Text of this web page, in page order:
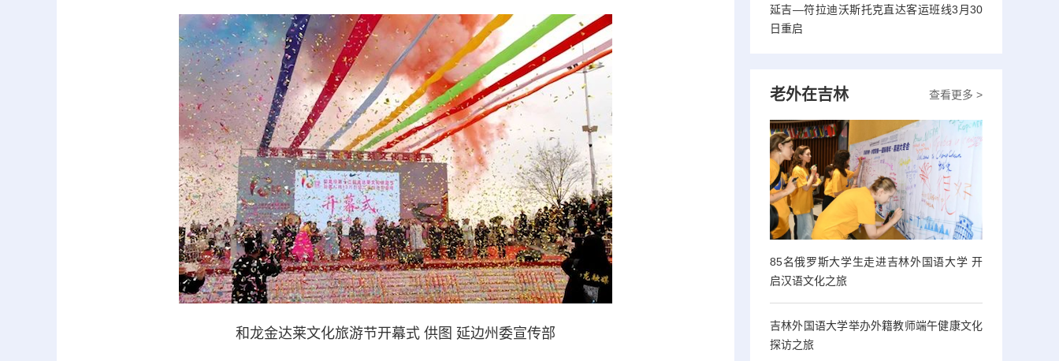
和龙金达莱文化旅游节开幕式 供图 延边州委宣传部
延吉—符拉迪沃斯托克直达客运班线3月30
日重启
查看更多 >
老外在吉林
85名俄罗斯大学生走进吉林外国语大学 开
启汉语文化之旅
吉林外国语大学举办外籍教师端午健康文化
探访之旅